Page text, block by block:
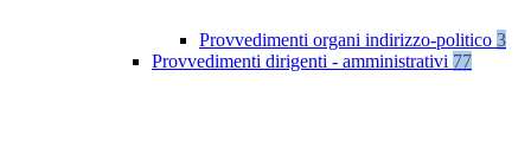
Provvedimenti organi indirizzo-politico 3
Provvedimenti dirigenti - amministrativi 77